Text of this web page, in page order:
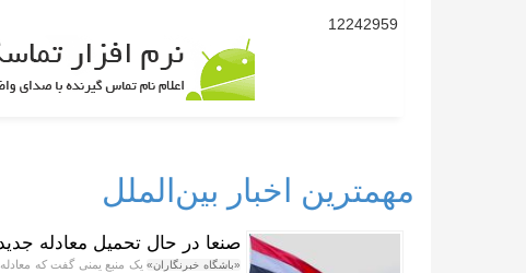
12242959
مهمترین اخبار بین‌الملل
صنعا در حال تحمیل معادله
«باشگاه خبرنگاران»یک منبع یمنی گفت که